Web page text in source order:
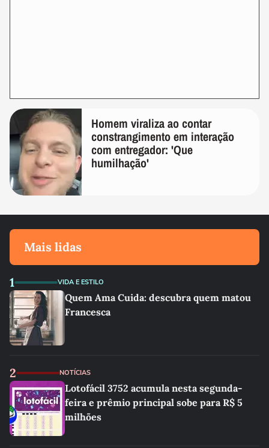
Homem viraliza ao contar
constrangimento em interação
com entregador: 'Que
humilhação'
Mais lidas
1 VIDA E ESTILO
Quem Ama Cuida: descubra quem matou
Francesca
2 NOTÍCIAS
Lotofácil 3752 acumula nesta segunda-
feira e prêmio principal sobe para R$ 5
milhões